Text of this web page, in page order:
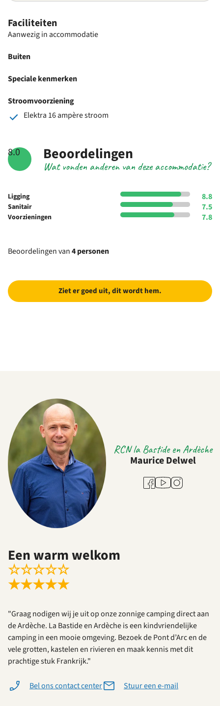
Faciliteiten
Aanwezig in accommodatie
Buiten
Speciale kenmerken
Stroomvoorziening
Elektra 16 ampère stroom
8.0
Wat vonden anderen van deze accommodatie?
Beoordelingen
Ligging 8.8
Sanitair 7.5
Voorzieningen 7.8
Beoordelingen van4 personen
Ziet er goed uit, dit wordt hem.
RCN la Bastide en Ardèche
Maurice Delwel
Facebook
YoutubeInstagram
Een warm welkom
☆☆☆☆☆
★★★★★
"Graag nodigen wij je uit op onze zonnige camping direct aan
de Ardèche. La Bastide en Ardèche is een kindvriendelijke
camping in een mooie omgeving. Bezoek de Pont d’Arc en de
vele grotten, kastelen en rivieren en maak kennis met dit
prachtige stuk Frankrijk."
Bel ons contact center Stuur een e-mail